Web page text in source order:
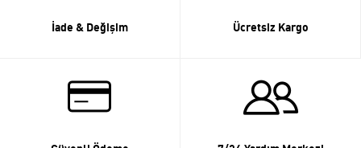
İade & Değişim Ücretsiz Kargo